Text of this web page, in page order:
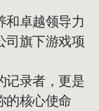
和卓越领导力
司旗下游戏项
记录者，更是
的核心使命